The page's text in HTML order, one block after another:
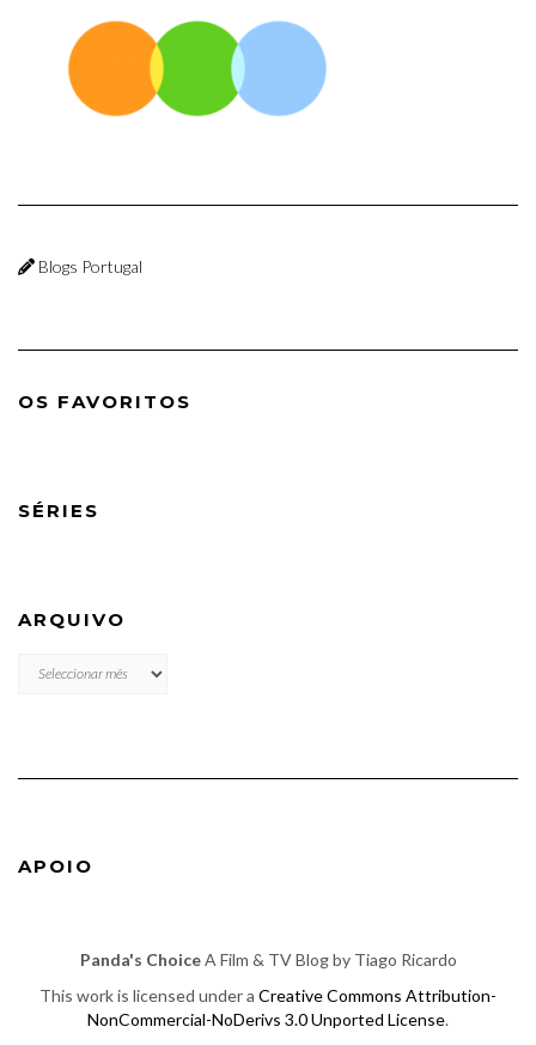
Blogs Portugal
OS FAVORITOS
SÉRIES
ARQUIVO
ARQUIVO
APOIO
Panda's ChoiceA Film & TV Blog by Tiago Ricardo
This work is licensed under a Creative Commons Attribution-
NonCommercial-NoDerivs 3.0 Unported License.